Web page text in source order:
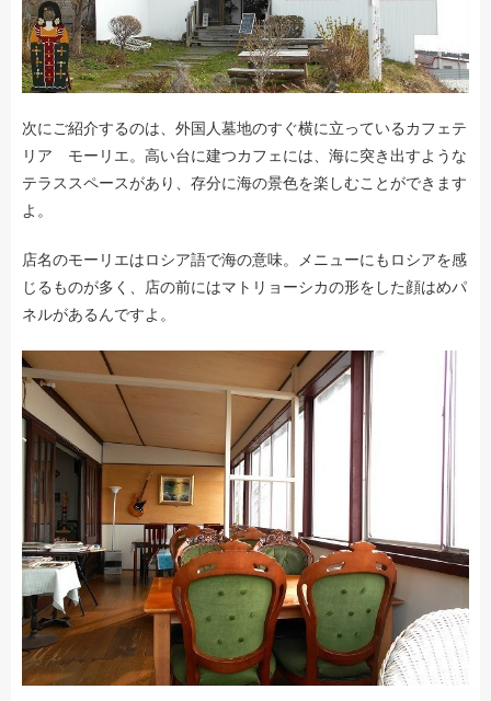
次にご紹介するのは、外国人墓地のすぐ横に立っているカフェテ
リア モーリエ。高い台に建つカフェには、海に突き出すような
テラススペースがあり、存分に海の景色を楽しむことができます
よ。
店名のモーリエはロシア語で海の意味。メニューにもロシアを感
じるものが多く、店の前にはマトリョーシカの形をした顔はめパ
ネルがあるんですよ。